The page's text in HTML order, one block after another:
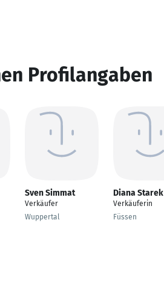
Profilangaben
Sven Simmat
Verkäufer
Wuppertal
Diana Starek
Verkäuferin
Füssen